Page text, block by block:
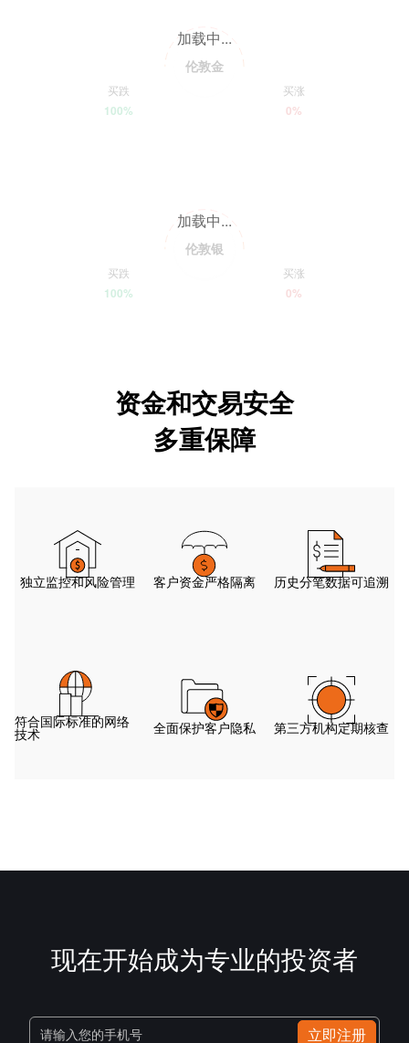
加载中...
伦敦金
买跌
100%
买涨
0%
加载中...
伦敦银
买跌
100%
买涨
0%
资金和交易安全
多重保障
独立监控和风险管理 客户资金严格隔离 历史分笔数据可追溯
符合国际标准的网络
技术
全面保护客户隐私 第三方机构定期核查
现在开始成为专业的投资者
请输入您的手机号 立即注册